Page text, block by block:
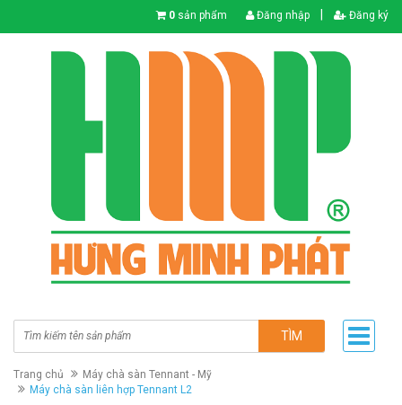
0 sản phẩm Đăng nhập Đăng ký
TÌM
Trang chủ
Máy chà sàn Tennant - Mỹ
Máy chà sàn liên hợp Tennant L2